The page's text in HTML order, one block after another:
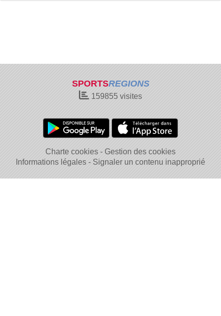
SPORTSREGIONS
159855 visites
Charte cookies
Gestion des cookies
Informations légales
Signaler un contenu inapproprié